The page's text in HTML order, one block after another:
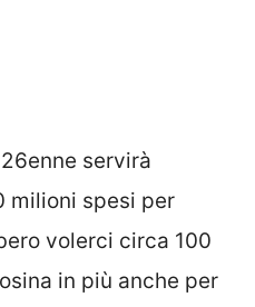
servirà
milioni spesi per
volerci circa 100
in più anche per